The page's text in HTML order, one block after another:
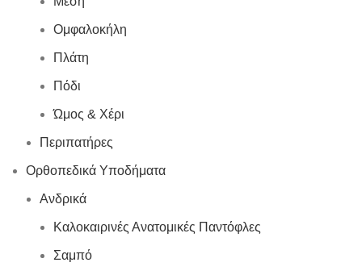
Ομφαλοκήλη
Πλάτη
Πόδι
Ώμος & Χέρι
Περιπατήρες
Ορθοπεδικά Υποδήματα
Ανδρικά
Καλοκαιρινές Ανατομικές Παντόφλες
Σαμπό